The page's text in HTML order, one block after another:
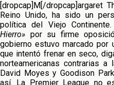
[dropcap]M[/dropcap]argaret
Reino Unido, ha sido un
política del Viejo
Hierro» por su firme
gobierno estuvo marcado por
que intentó frenar en seco,
norteamericanas contrarias a
David Moyes y Goodison
así. La Premier League no